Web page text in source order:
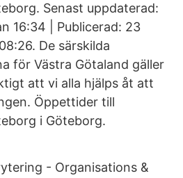
Senast uppdaterad:
16:34 | Publicerad: 23
De särskilda
för Västra Götaland gäller
att vi alla hjälps åt att
Öppettider till
i Göteborg.
- Organisations &